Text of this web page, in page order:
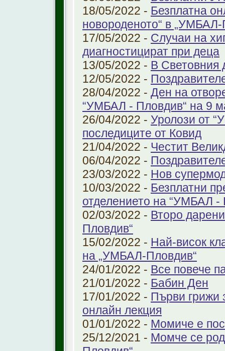
18/05/2022 - Безплатна
новороденото“ в „УМБАЛ-
17/05/2022 - Случаи на
диагностицират при деца
13/05/2022 - В Световния
12/05/2022 -
28/04/2022 - Ден на
“УМБАЛ - Пловдив“ на 9
26/04/2022 - Уролози от
последиците от Ковид
21/04/2022 - Честит
06/04/2022 -
23/03/2022 - Нов
10/03/2022 - Безплатни
отделението на “УМБАЛ -
02/03/2022 - Второ
Пловдив“
15/02/2022 - Най-висок
на „УМБАЛ-Пловдив“
24/01/2022 - Все повече
21/01/2022 - Бабин Ден
17/01/2022 - Първи грижи
онлайн лекция
01/01/2022 - Момиче е
25/12/2021 - Момче се